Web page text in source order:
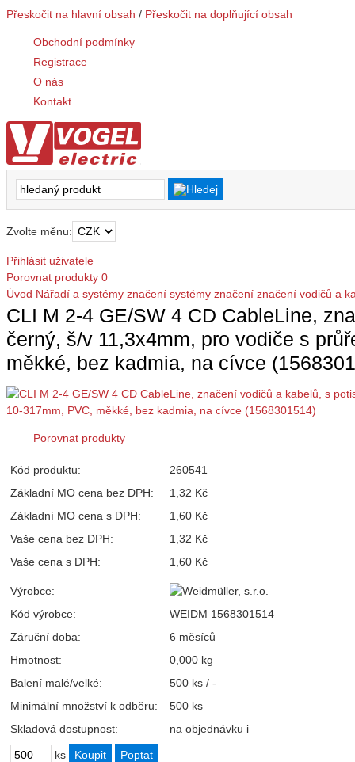
Přeskočit na hlavní obsah / Přeskočit na doplňující obsah
Obchodní podmínky
Registrace
O nás
Kontakt
Zvolte měnu:
Přihlásit uživatele
Porovnat produkty 0
Úvod Nářadí a systémy značení systémy značení značení vodičů a
CLI M 2-4 GE/SW 4 CD CableLine,
černý, š/v 11,3x4mm, pro vodiče s
měkké, bez kadmia, na cívce
Porovnat produkty
Kód produktu:
260541
Základní MO cena bez DPH:
1,32 Kč
Základní MO cena s DPH:
1,60 Kč
Vaše cena bez DPH:
1,32 Kč
Vaše cena s DPH:
1,60 Kč
Výrobce:
Kód výrobce:
WEIDM 1568301514
Záruční doba:
6 měsíců
Hmotnost:
0,000 kg
Balení malé/velké:
500 ks / -
Minimální množství k odběru:
500 ks
Skladová dostupnost:
na objednávku i
ks